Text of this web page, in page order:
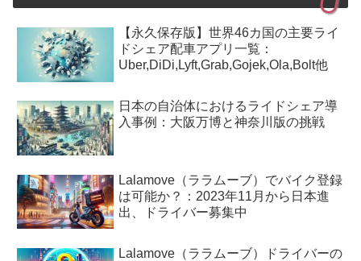
【永久保存版】世界46カ国の主要ライ
ドシェア配車アプリ一覧：
Uber,DiDi,Lyft,Grab,Gojek,Ola,Bolt他
日本の自治体におけるライドシェア導
入事例：大阪万博と神奈川版の挑戦
Lalamove（ララムーブ）でバイク登録
は可能か？：2023年11月から日本進
出、ドライバー募集中
Lalamove（ララムーブ）ドライバーの